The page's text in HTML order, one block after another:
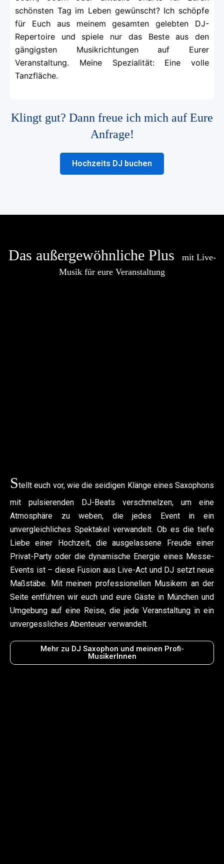
schönsten Tag im Leben gewünscht? Ich schöpfe
für Euch aus meinem gesamten gelebten DJ-
Repertoire und spiele nur das Beste aus den
gängigsten Musikrichtungen auf Eurer
Veranstaltung. Meine Spezialität: Eine volle
Tanzfläche.
Klingt gut? Dann freue ich mich auf Eure
Anfrage!
Hochzeits DJ buchen
Das außergewöhnliche Plus
mit Live-
Musik für eure Veranstaltung
Stellt euch vor, wie die seidigen Klänge eines Saxophons
mit pulsierenden DJ-Beats verschmelzen, um eine
Atmosphäre zu weben, die jedes Event in ein
unvergleichliches Spektakel verwandelt. Ob es die tiefe
Liebe einer Hochzeit, die ausgelassene Freude einer
Privat-Party oder die dynamische Energie eines Messe-
Events ist – diese Fusion aus Live-Act und DJ setzt neue
Maßstäbe. Mit meinen professionellen Musikern an der
Seite entführen wir euch und eure Gäste in München und
Umgebung auf eine Reise, die jede Veranstaltung in ein
unvergessliches Abenteuer verwandelt.
Mehr zu DJ Saxophon und meinen Profi-
MusikerInnen